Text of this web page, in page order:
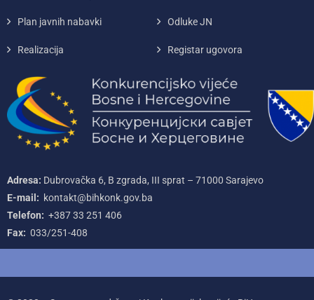
Plan javnih nabavki Odluke JN
Realizacija Registar ugovora
Adresa: Dubrovačka 6, B zgrada, III sprat – 71000‌ Sarajevo
E-mail: kontakt@bihkonk.gov.ba
Telefon: +387‌ 33‌ 251‌ 406
Fax: 033/251-408